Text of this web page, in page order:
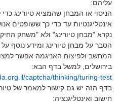
עליהם:
הניסוי או המבחן שהמציא טיורינג
אינטליגנטיות עד כדי כך ששופטים
נקרא "מבחן טיורינג" ולא "משחק
הסבר על מבחן טיורינג ומידע נוסף
המחשב ולפיצוח האניגמה אפשר
בירושלים, למשל בדף הבא:
captcha/thinking/turing-test
חישוב ואינטליגנציה: